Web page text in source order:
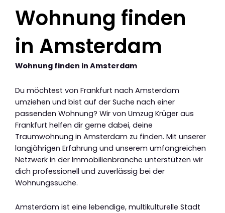
Wohnung finden
in Amsterdam
Wohnung finden in Amsterdam
Du möchtest von Frankfurt nach Amsterdam
umziehen und bist auf der Suche nach einer
passenden Wohnung? Wir von Umzug Krüger aus
Frankfurt helfen dir gerne dabei, deine
Traumwohnung in Amsterdam zu finden. Mit unserer
langjährigen Erfahrung und unserem umfangreichen
Netzwerk in der Immobilienbranche unterstützen wir
dich professionell und zuverlässig bei der
Wohnungssuche.
Amsterdam ist eine lebendige, multikulturelle Stadt